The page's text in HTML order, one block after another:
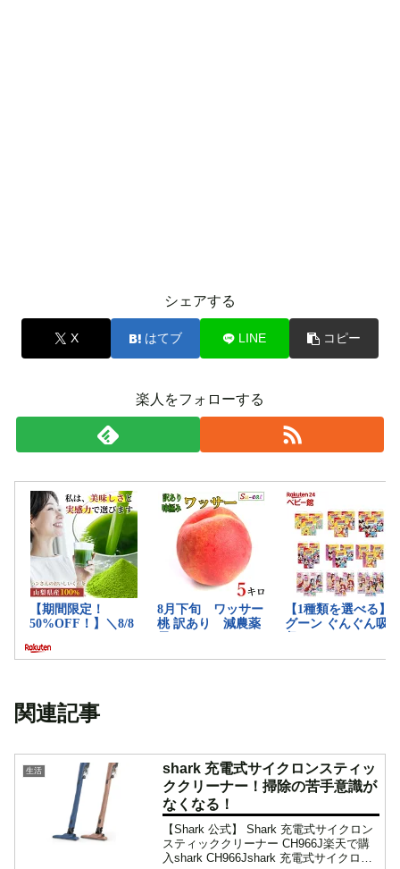
シェアする
X はてブ LINE コピー
楽人をフォローする
関連記事
生活
shark 充電式サイクロンスティッ
ククリーナー！掃除の苦手意識が
なくなる！
【Shark 公式】 Shark 充電式サイクロン
スティッククリーナー CH966J楽天で購
入shark CH966Jshark 充電式サイクロン